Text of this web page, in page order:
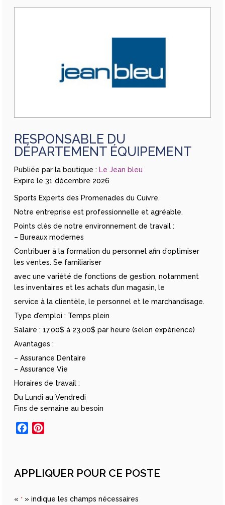
RESPONSABLE DU
DÉPARTEMENT ÉQUIPEMENT
Publiée par la boutique : Le Jean bleu
Expire le 31 décembre 2026
Sports Experts des Promenades du Cuivre.
Notre entreprise est professionnelle et agréable.
Points clés de notre environnement de travail :
– Bureaux modernes
Contribuer à la formation du personnel afin d’optimiser
les ventes. Se familiariser
avec une variété de fonctions de gestion, notamment
les inventaires et les achats d’un magasin, le
service à la clientèle, le personnel et le marchandisage.
Type d’emploi : Temps plein
Salaire : 17,00$ à 23,00$ par heure (selon expérience)
Avantages :
– Assurance Dentaire
– Assurance Vie
Horaires de travail :
Du Lundi au Vendredi
Fins de semaine au besoin
Facebook
APPLIQUER POUR CE POSTE
« * » indique les champs nécessaires